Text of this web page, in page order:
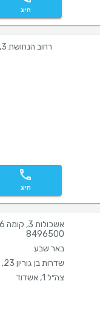
חיוג
רחוב הנחושת 3, בניין B, קומה 3, תל אביב
חיוג
8496500
באר שבע
שדרות בן גוריון 23, אשקלון
צה״ל 1, אשדוד